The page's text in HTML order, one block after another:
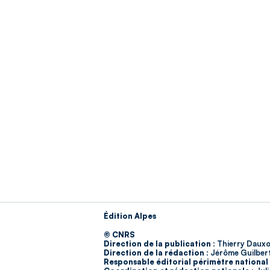
Édition Alpes
© CNRS
Direction de la publication : Thierry
Direction de la rédaction : Jérôme
Responsable éditorial périmètre national